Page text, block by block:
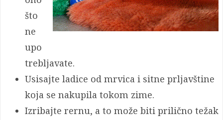
što
ne
upo
trebljavate.
Usisajte ladice od mrvica i sitne prljavštine
koja se nakupila tokom zime.
Izribajte rernu, a to može biti prilično težak